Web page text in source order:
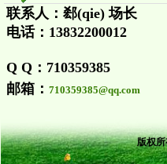
联系人：郄(qie) 场长
电话：13832200012
Q Q：710359385
邮箱： 710359385@qq.com
版权所